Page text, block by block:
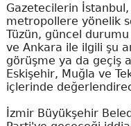
Gazetecilerin
metropollere yönelik
Tüzün, güncel
ve Ankara ile ilgili şu
görüşme ya da geçiş
Eskişehir, Muğla ve
içlerinde
İzmir Büyükşehir